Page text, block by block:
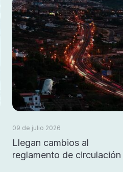
09 de julio 2026
Llegan cambios al
reglamento de circulación